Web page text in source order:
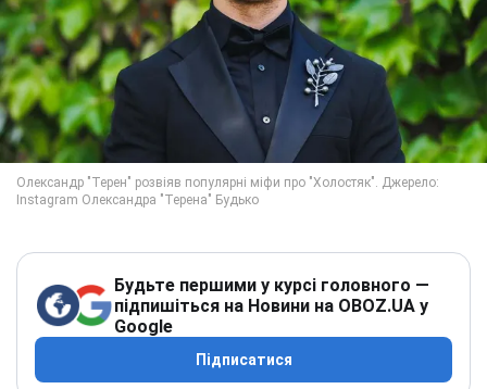
Будьте першими у курсі головного —
підпишіться на Новини на OBOZ.UA у
Google
Підписатися